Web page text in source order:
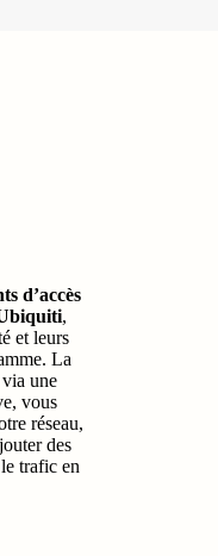
d’accès
,
et leurs
La
une
vous
réseau,
des
trafic en